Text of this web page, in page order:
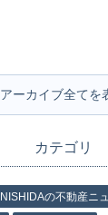
アーカイブ全てを
カテゴリ
NISHIDAの不動産ニ